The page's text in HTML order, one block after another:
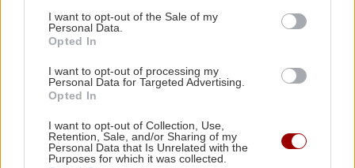
I want to opt-out of the Sale of my
Personal Data.
Opted In
I want to opt-out of processing my
Personal Data for Targeted Advertising.
Opted In
I want to opt-out of Collection, Use,
Retention, Sale, and/or Sharing of my
Personal Data that Is Unrelated with the
Purposes for which it was collected.
Κινηματογραφικός Τουρισμός: Η «Οδύσσεια»
φέρνει εκρηκτική άνοδο στις κρατήσεις
21:22
ΠΟΛΙΤΙΣΜΟΣ
Ναύπλιο: 7ο Φεστιβάλ παραδοσιακών χορών -
Αντάμωμα Ελλάδας και Κύπρου με φόντο το
Μπούρτζι
άνθρωπο;
GOSSIP - LIFESTYLE